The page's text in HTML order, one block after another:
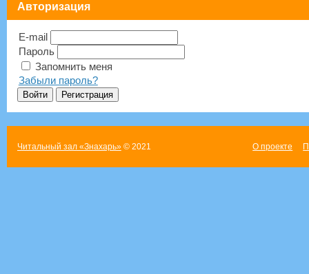
Авторизация
E-mail
Пароль
Запомнить меня
Забыли пароль?
Читальный зал «Знахарь»© 2021 О проекте